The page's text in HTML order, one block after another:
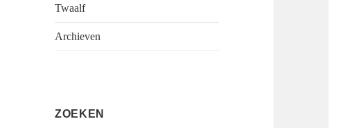
Twaalf
Archieven
ZOEKEN